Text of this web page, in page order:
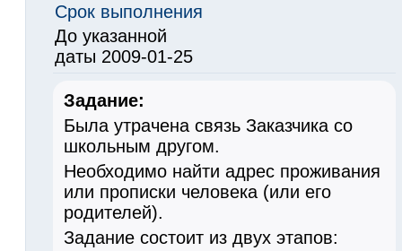
Срок выполнения
До указанной
даты 2009-01-25
Задание:
Была утрачена связь Заказчика со
школьным другом.
Необходимо найти адрес проживания
или прописки человека (или его
родителей).
Задание состоит из двух этапов: